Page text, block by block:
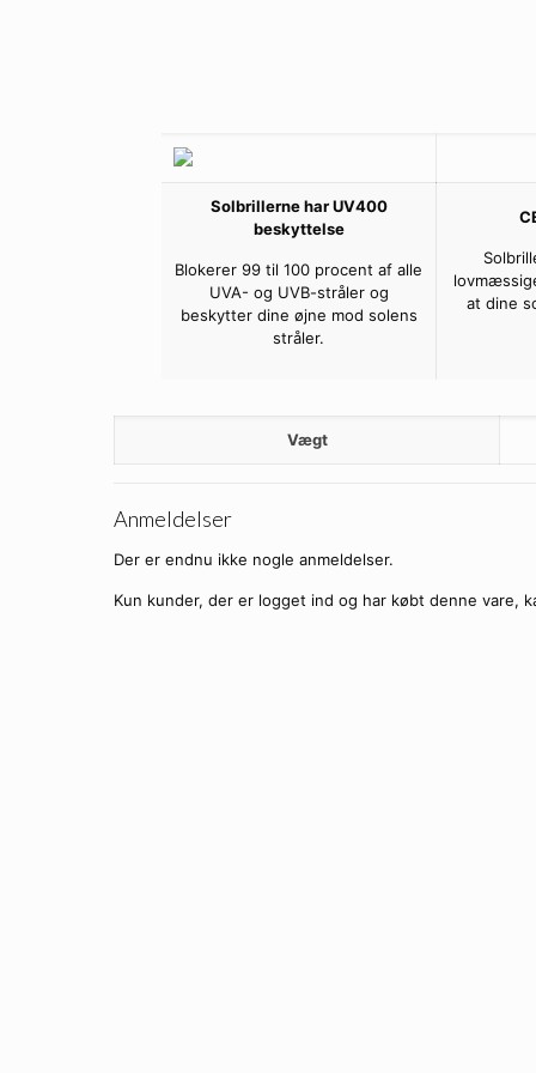
Solbrillerne har UV400
beskyttelse
Blokerer 99 til 100 procent af alle
UVA- og UVB-stråler og
beskytter dine øjne mod solens
stråler.
at dine
Vægt
Anmeldelser
Der er endnu ikke nogle anmeldelser.
Kun kunder, der er logget ind og har købt denne vare,